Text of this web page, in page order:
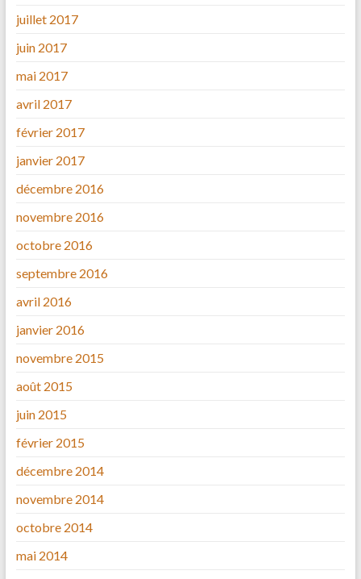
juillet 2017
juin 2017
mai 2017
avril 2017
février 2017
janvier 2017
décembre 2016
novembre 2016
octobre 2016
septembre 2016
avril 2016
janvier 2016
novembre 2015
août 2015
juin 2015
février 2015
décembre 2014
novembre 2014
octobre 2014
mai 2014